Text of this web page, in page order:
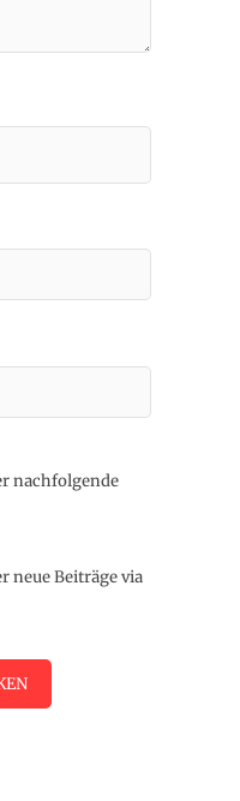
nachfolgende
neue Beiträge via